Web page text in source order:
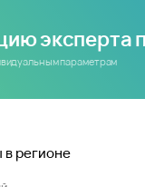
эксперта
параметрам
в регионе